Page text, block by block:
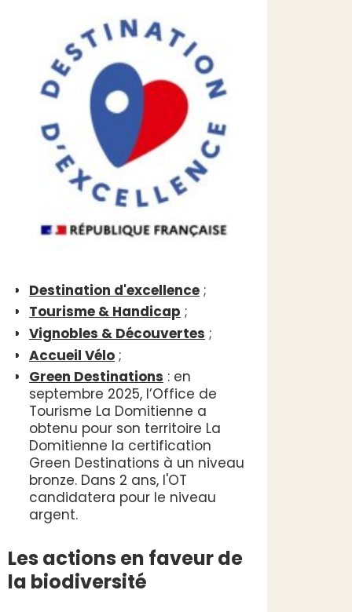
Destination d'excellence ;
Tourisme & Handicap ;
Vignobles & Découvertes ;
Accueil Vélo ;
Green Destinations : en
septembre 2025, l’Office de
Tourisme La Domitienne a
obtenu pour son territoire La
Domitienne la certification
Green Destinations à un niveau
bronze. Dans 2 ans, l'OT
candidatera pour le niveau
argent.
Les actions en faveur de
la biodiversité